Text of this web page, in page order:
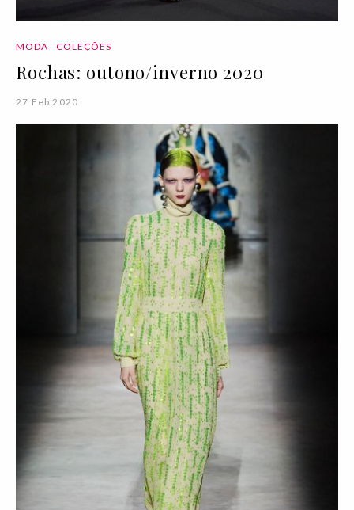
MODA COLEÇÕES
Rochas: outono/inverno 2020
27 Feb 2020